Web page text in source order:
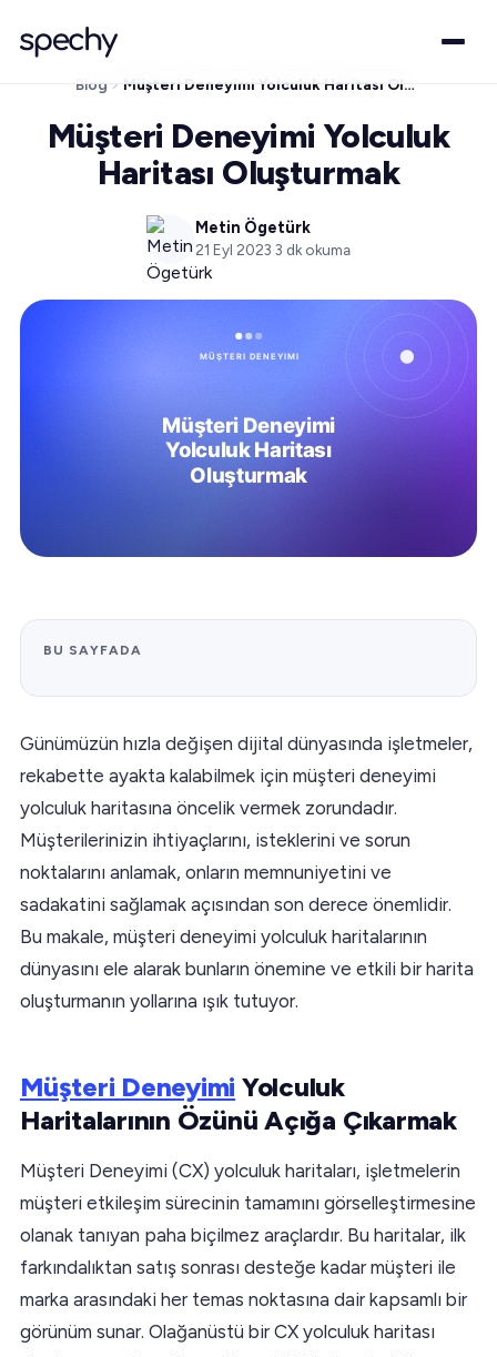
Blog Müşteri Deneyimi Yolculuk Haritası Oluşturmak
Müşteri Deneyimi Yolculuk
Haritası Oluşturmak
Metin Ögetürk
21 Eyl 2023·3 dk okuma
BU SAYFADA
Günümüzün hızla değişen dijital dünyasında işletmeler,
rekabette ayakta kalabilmek için müşteri deneyimi
yolculuk haritasına öncelik vermek zorundadır.
Müşterilerinizin ihtiyaçlarını, isteklerini ve sorun
noktalarını anlamak, onların memnuniyetini ve
sadakatini sağlamak açısından son derece önemlidir.
Bu makale, müşteri deneyimi yolculuk haritalarının
dünyasını ele alarak bunların önemine ve etkili bir harita
oluşturmanın yollarına ışık tutuyor.
Müşteri Deneyimi Yolculuk
Haritalarının Özünü Açığa Çıkarmak
Müşteri Deneyimi (CX) yolculuk haritaları, işletmelerin
müşteri etkileşim sürecinin tamamını görselleştirmesine
olanak tanıyan paha biçilmez araçlardır. Bu haritalar, ilk
farkındalıktan satış sonrası desteğe kadar müşteri ile
marka arasındaki her temas noktasına dair kapsamlı bir
görünüm sunar. Olağanüstü bir CX yolculuk haritası